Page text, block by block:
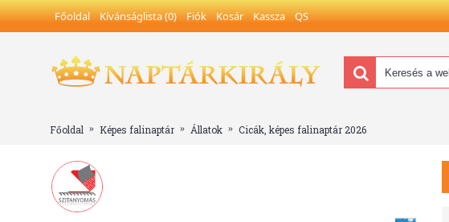
Főoldal Kívánságlista (0) Fiók Kosár Kassza QS
Főoldal Képes falinaptár Állatok Cicák, képes falinaptár 2026